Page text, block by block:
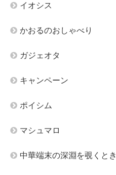
イオシス
かおるのおしゃべり
ガジェオタ
キャンペーン
ポイシム
マシュマロ
中華端末の深淵を覗くとき